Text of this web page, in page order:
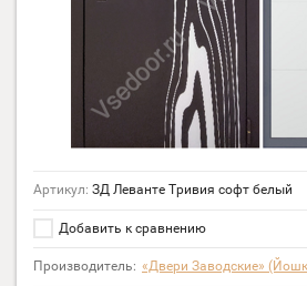
Артикул: ЗД Леванте Тривия софт белый
Добавить к сравнению
Производитель: «Двери Заводские»